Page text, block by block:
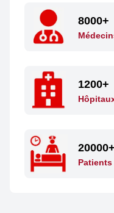
8000+
1200+
20000+